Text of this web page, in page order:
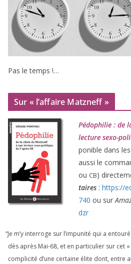
Pas le temps !…
Sur « l’affaire Matzneff »
Pédophilie : de
lec­ture sexo-
po­nible dans
aus­si le
ou CB)
taires : https://​
740 ou sur
dzr
“Je m’y inter­roge sur l’impunité qui a
dès après Mai-68, et en par­ti­cu­lier sur cet
com­pli­ci­té d’une cer­taine élite dont, entre